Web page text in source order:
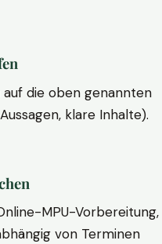
die oben genannten
klare Inhalte).
MPU-Vorbereitung,
von Terminen